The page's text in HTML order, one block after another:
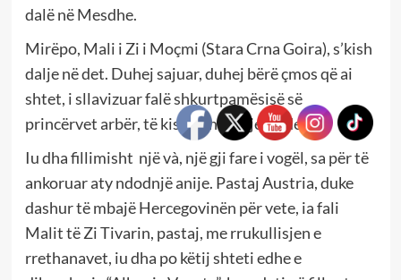
dalë në Mesdhe.
Mirëpo, Mali i Zi i Moçmi (Stara Crna Goira), s’kish
dalje në det. Duhej sajuar, duhej bërë çmos që ai
shtet, i sllavizuar falë shkurtpamësisë së
princërvet arbër, të kish edhe dalje në det.
Iu dha fillimisht një và, një gji fare i vogël, sa për të
ankoruar aty ndodnjë anije. Pastaj Austria, duke
dashur të mbajë Hercegovinën për vete, ia fali
Malit të Zi Tivarin, pastaj, me rrukullisjen e
rrethanavet, iu dha po këtij shteti edhe e